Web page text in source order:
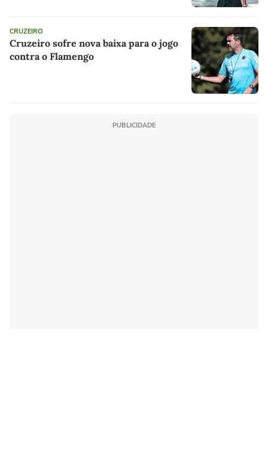
CRUZEIRO
Cruzeiro sofre nova baixa para o jogo
contra o Flamengo
PUBLICIDADE